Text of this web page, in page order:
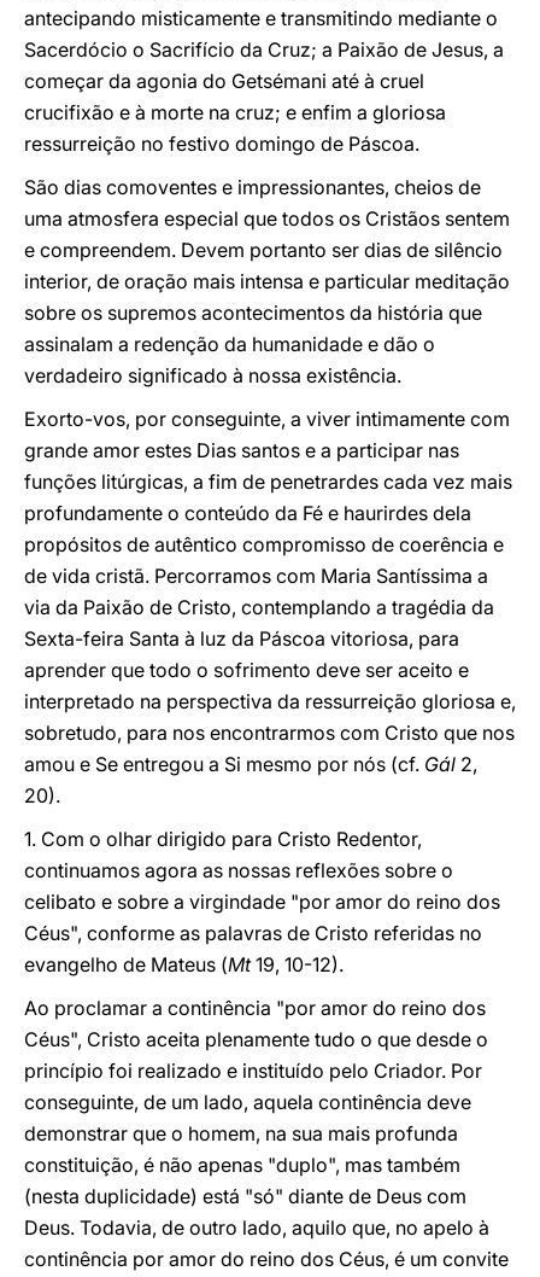
antecipando misticamente e transmitindo mediante o
Sacerdócio o Sacrifício da Cruz; a Paixão de Jesus, a
começar da agonia do Getsémani até à cruel
crucifixão e à morte na cruz; e enfim a gloriosa
ressurreição no festivo domingo de Páscoa.
São dias comoventes e impressionantes, cheios de
uma atmosfera especial que todos os Cristãos sentem
e compreendem. Devem portanto ser dias de silêncio
interior, de oração mais intensa e particular meditação
sobre os supremos acontecimentos da história que
assinalam a redenção da humanidade e dão o
verdadeiro significado à nossa existência.
Exorto-vos, por conseguinte, a viver intimamente com
grande amor estes Dias santos e a participar nas
funções litúrgicas, a fim de penetrardes cada vez mais
profundamente o conteúdo da Fé e haurirdes dela
propósitos de autêntico compromisso de coerência e
de vida cristã. Percorramos com Maria Santíssima a
via da Paixão de Cristo, contemplando a tragédia da
Sexta-feira Santa à luz da Páscoa vitoriosa, para
aprender que todo o sofrimento deve ser aceito e
interpretado na perspectiva da ressurreição gloriosa e,
sobretudo, para nos encontrarmos com Cristo que nos
amou e Se entregou a Si mesmo por nós (cf. Gál 2,
20).
1. Com o olhar dirigido para Cristo Redentor,
continuamos agora as nossas reflexões sobre o
celibato e sobre a virgindade "por amor do reino dos
Céus", conforme as palavras de Cristo referidas no
evangelho de Mateus (Mt19, 10-12).
Ao proclamar a continência "por amor do reino dos
Céus", Cristo aceita plenamente tudo o que desde o
princípio foi realizado e instituído pelo Criador. Por
conseguinte, de um lado, aquela continência deve
demonstrar que o homem, na sua mais profunda
constituição, é não apenas "duplo", mas também
(nesta duplicidade) está "só" diante de Deus com
Deus. Todavia, de outro lado, aquilo que, no apelo à
continência por amor do reino dos Céus, é um convite